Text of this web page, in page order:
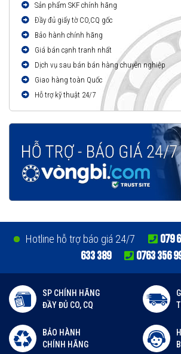
Sản phẩm SKF chính hãng
Đầy đủ giấy tờ CO,CQ gốc
Bảo hành chính hãng
Giá bán cạnh tranh nhất
Dịch vụ sau bán bán hàng chuyên nghiệp
Giao hàng toàn Quốc
Hỗ trợ kỹ thuật 24/7
Hotline hỗ trợ báo giá 24/7 079
633 389
0763 356
SP CHÍNH HÃNG
ĐẦY ĐỦ CO, CQ
BẢO HÀNH
CHÍNH HÃNG